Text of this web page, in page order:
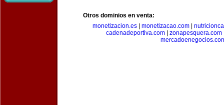
Otros dominios en venta:
monetizacion.es| monetizacao.com|
cadenadeportiva.com
zonapesquera.com